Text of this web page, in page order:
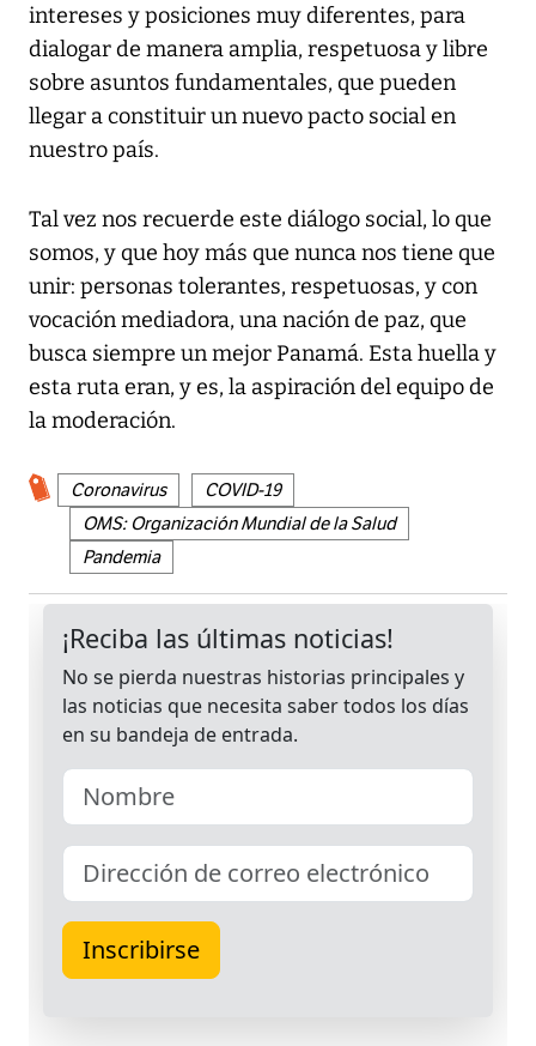
intereses y posiciones muy diferentes, para
dialogar de manera amplia, respetuosa y libre
sobre asuntos fundamentales, que pueden
llegar a constituir un nuevo pacto social en
nuestro país.
Tal vez nos recuerde este diálogo social, lo que
somos, y que hoy más que nunca nos tiene que
unir: personas tolerantes, respetuosas, y con
vocación mediadora, una nación de paz, que
busca siempre un mejor Panamá. Esta huella y
esta ruta eran, y es, la aspiración del equipo de
la moderación.
Coronavirus
COVID-19
OMS: Organización Mundial de la Salud
Pandemia